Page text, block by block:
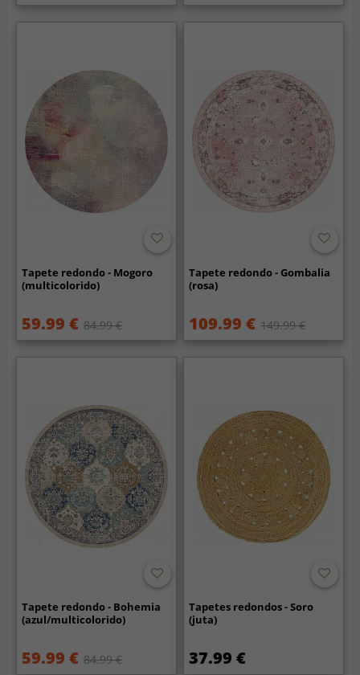
Tapete redondo - Mogoro
(multicolorido)
59.99 € 84.99 €
Tapete redondo - Gombalia
(rosa)
109.99 € 149.99 €
Tapete redondo - Bohemia
(azul/multicolorido)
59.99 € 84.99 €
Tapetes redondos - Soro
(juta)
37.99 €